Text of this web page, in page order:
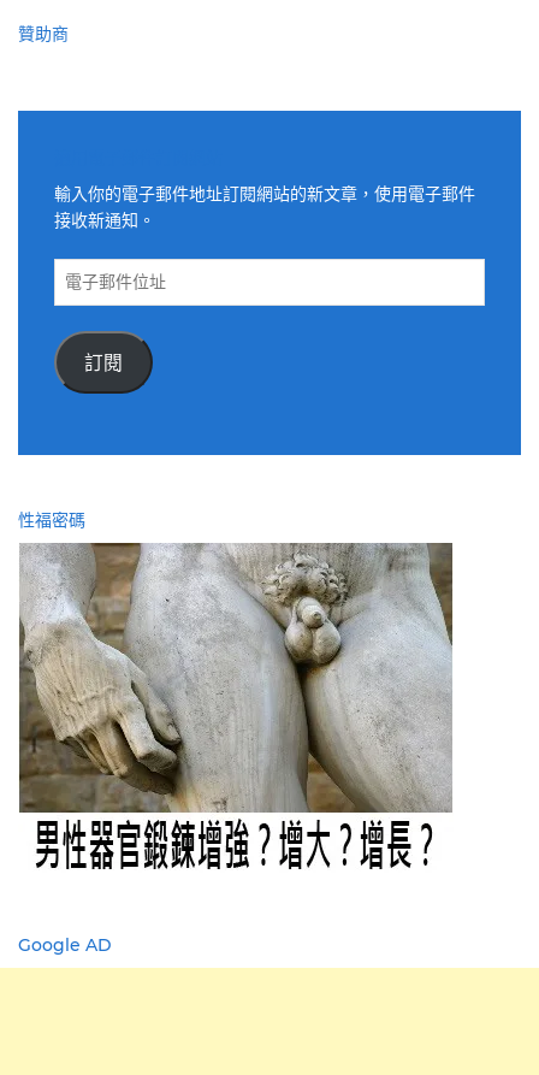
贊助商
輸入你的電子郵件地址訂閱網站的新文章，使用電子郵件
接收新通知。
電
件
位
訂閱
性福密碼
Google AD